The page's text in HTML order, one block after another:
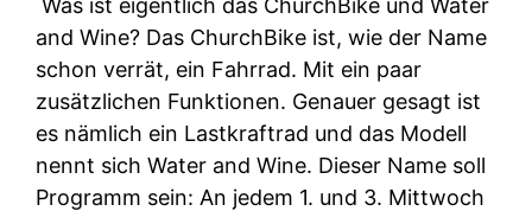
Was ist eigentlich das ChurchBike und Water
and Wine? Das ChurchBike ist, wie der Name
schon verrät, ein Fahrrad. Mit ein paar
zusätzlichen Funktionen. Genauer gesagt ist
es nämlich ein Lastkraftrad und das Modell
nennt sich Water and Wine. Dieser Name soll
Programm sein: An jedem 1. und 3. Mittwoch